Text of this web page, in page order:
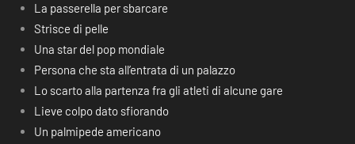
La passerella per sbarcare
Strisce di pelle
Una star del pop mondiale
Persona che sta all’entrata di un palazzo
Lo scarto alla partenza fra gli atleti di alcune gare
Lieve colpo dato sfiorando
Un palmipede americano